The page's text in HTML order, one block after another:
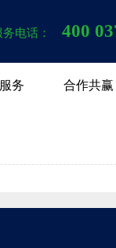
电话： 400
服务 合作共赢